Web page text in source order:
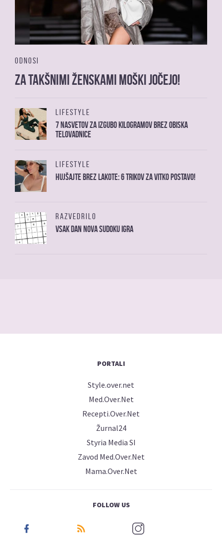
ODNOSI
Za takšnimi ženskami moški jočejo!
LIFESTYLE
7 nasvetov za izgubo kilogramov brez obiska
telovadnice
LIFESTYLE
Hujšajte brez lakote: 6 trikov za vitko postavo!
RAZVEDRILO
Vsak dan nova sudoku igra
PORTALI
Style.over.net
Med.Over.Net
Recepti.Over.Net
Žurnal24
Styria Media SI
Zavod Med.Over.Net
Mama.Over.Net
FOLLOW US